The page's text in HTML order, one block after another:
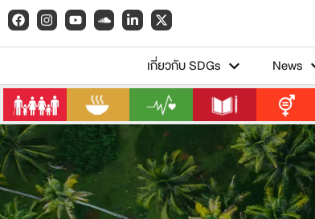
เกี่ยวกับ SDGs News